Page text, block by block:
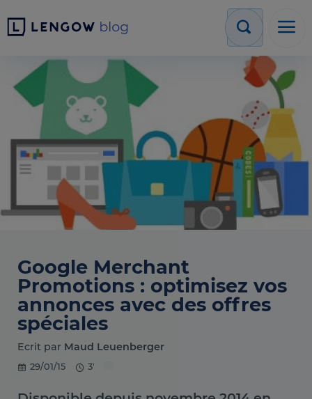
Google Merchant
Promotions : optimisez vos
annonces avec des offres
spéciales
Ecrit par Maud Leuenberger
29/01/15 3'